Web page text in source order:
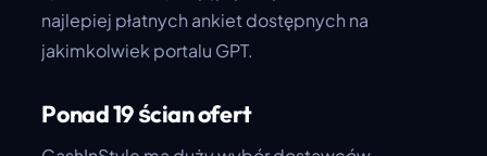
najlepiej płatnych ankiet dostępnych na
jakimkolwiek portalu GPT.
Ponad 19 ścian ofert